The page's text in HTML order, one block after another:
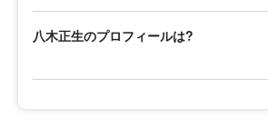
八木正生のプロフィールは?